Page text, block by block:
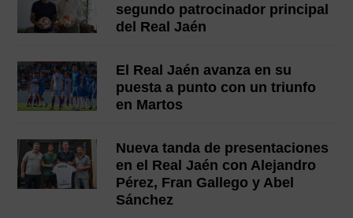
segundo patrocinador principal
del Real Jaén
El Real Jaén avanza en su
puesta a punto con un triunfo
en Martos
Nueva tanda de presentaciones
en el Real Jaén con Alejandro
Pérez, Fran Gallego y Abel
Sánchez